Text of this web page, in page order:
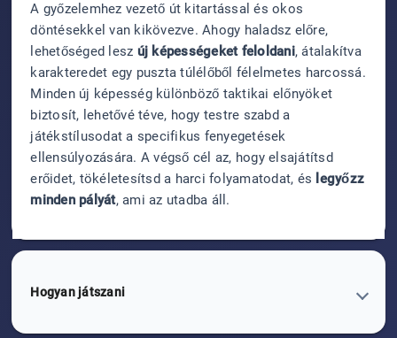
A győzelemhez vezető út kitartással és okos
döntésekkel van kikövezve. Ahogy haladsz előre,
lehetőséged lesz új képességeket feloldani, átalakítva
karakteredet egy puszta túlélőből félelmetes harcossá.
Minden új képesség különböző taktikai előnyöket
biztosít, lehetővé téve, hogy testre szabd a
játékstílusodat a specifikus fenyegetések
ellensúlyozására. A végső cél az, hogy elsajátítsd
erőidet, tökéletesítsd a harci folyamatodat, és legyőzz
minden pályát, ami az utadba áll.
Hogyan játszani